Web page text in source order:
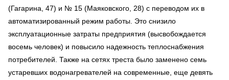
(Гагарина, 47) и № 15 (Маяковского, 28) с переводом их в
автоматизированный режим работы. Это снизило
эксплуатационные затраты предприятия (высвобождается
восемь человек) и повысило надежность теплоснабжения
потребителей. Также на сетях треста было заменено семь
устаревших водонагревателей на современные, еще девять